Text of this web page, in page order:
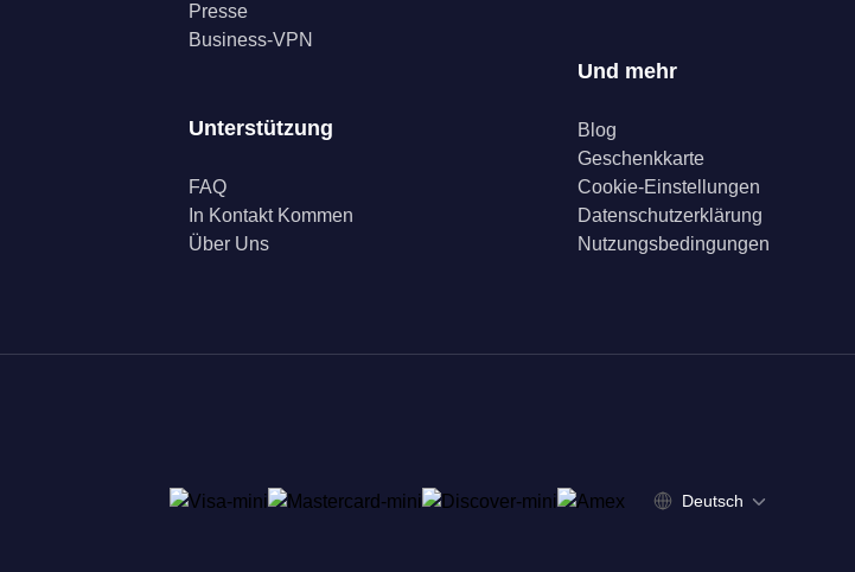
Presse
Business-VPN
Unterstützung
FAQ
In Kontakt Kommen
Über Uns
Und mehr
Blog
Geschenkkarte
Cookie-Einstellungen
Datenschutzerklärung
Nutzungsbedingungen
Deutsch